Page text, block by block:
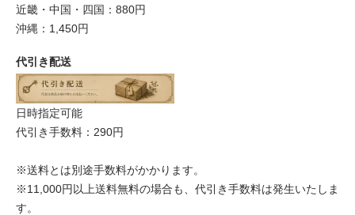
近畿・中国・四国：880円
沖縄：1,450円
代引き配送
日時指定可能
代引き手数料：290円
※送料とは別途手数料がかかります。
※11,000円以上送料無料の場合も、代引き手数料は発生いたしま
す。